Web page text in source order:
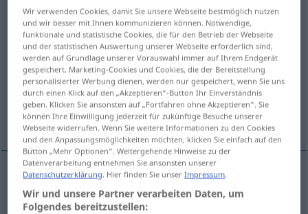
Wortstreitm
Übersicht aller Übersetzungen
(Für mehr Details die Übersetzung anklicken/antippen)
argument, quarrel, altercation
controversy dispute
argument Wortstreit Streit mit Worten
Wir verwenden Cookies, damit Sie unsere Webseite bestmöglich nutzen
und wir besser mit Ihnen kommunizieren können. Notwendige,
funktionale und statistische Cookies, die für den Betrieb der Webseite
und der statistischen Auswertung unserer Webseite erforderlich sind,
werden auf Grundlage unserer Vorauswahl immer auf Ihrem Endgerät
gespeichert. Marketing-Cookies und Cookies, die der Bereitstellung
personalisierter Werbung dienen, werden nur gespeichert, wenn Sie uns
durch einen Klick auf den „Akzeptieren“-Button Ihr Einverständnis
geben. Klicken Sie ansonsten auf „Fortfahren ohne Akzeptieren“. Sie
können Ihre Einwilligung jederzeit für zukünftige Besuche unserer
Webseite widerrufen. Wenn Sie weitere Informationen zu den Cookies
und den Anpassungsmöglichkeiten möchten, klicken Sie einfach auf den
Button „Mehr Optionen“. Weitergehende Hinweise zu der
Datenverarbeitung entnehmen Sie ansonsten unserer
Datenschutzerklärung. Hier finden Sie unserImpressum.
Wir und unsere Partner verarbeiten Daten, um
Folgendes bereitzustellen: